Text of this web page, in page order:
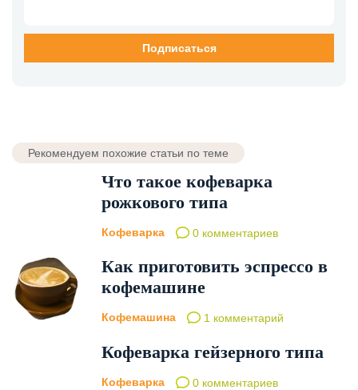
Рекомендуем похожие статьи по теме
Что такое кофеварка
рожкового типа
Кофеварка 0 комментариев
Как приготовить эспрессо в
кофемашине
Кофемашина 1 комментарий
Кофеварка гейзерного типа
Кофеварка 0 комментариев